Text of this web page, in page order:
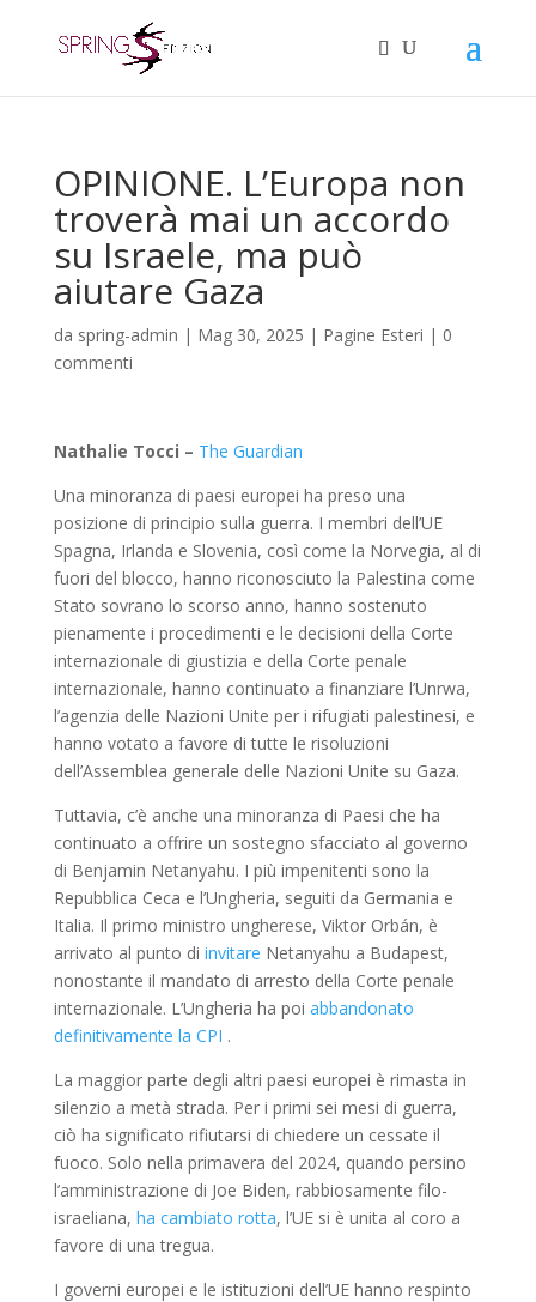
OPINIONE. L’Europa non
troverà mai un accordo
su Israele, ma può
aiutare Gaza
da spring-admin | Mag 30, 2025 | Pagine Esteri | 0
commenti
Nathalie Tocci – The Guardian
Una minoranza di paesi europei ha preso una
posizione di principio sulla guerra. I membri dell’UE
Spagna, Irlanda e Slovenia, così come la Norvegia, al di
fuori del blocco, hanno riconosciuto la Palestina come
Stato sovrano lo scorso anno, hanno sostenuto
pienamente i procedimenti e le decisioni della Corte
internazionale di giustizia e della Corte penale
internazionale, hanno continuato a finanziare l’Unrwa,
l’agenzia delle Nazioni Unite per i rifugiati palestinesi, e
hanno votato a favore di tutte le risoluzioni
dell’Assemblea generale delle Nazioni Unite su Gaza.
Tuttavia, c’è anche una minoranza di Paesi che ha
continuato a offrire un sostegno sfacciato al governo
di Benjamin Netanyahu. I più impenitenti sono la
Repubblica Ceca e l’Ungheria, seguiti da Germania e
Italia. Il primo ministro ungherese, Viktor Orbán, è
arrivato al punto di invitare Netanyahu a Budapest,
nonostante il mandato di arresto della Corte penale
internazionale. L’Ungheria ha poi abbandonato
definitivamente la CPI .
La maggior parte degli altri paesi europei è rimasta in
silenzio a metà strada. Per i primi sei mesi di guerra,
ciò ha significato rifiutarsi di chiedere un cessate il
fuoco. Solo nella primavera del 2024, quando persino
l’amministrazione di Joe Biden, rabbiosamente filo-
israeliana, ha cambiato rotta, l’UE si è unita al coro a
favore di una tregua.
I governi europei e le istituzioni dell’UE hanno respinto